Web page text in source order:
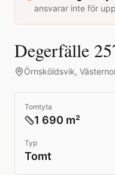
ansvarar inte för
Degerfälle
Örnsköldsvik,
Tomtyta
1 690 m²
Typ
Tomt